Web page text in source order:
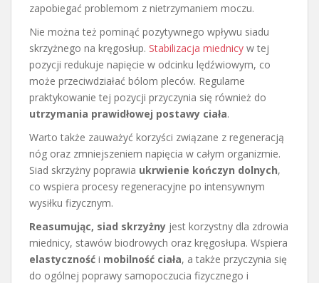
zapobiegać problemom z nietrzymaniem moczu.
Nie można też pominąć pozytywnego wpływu siadu
skrzyżnego na kręgosłup. Stabilizacja miednicy w tej
pozycji redukuje napięcie w odcinku lędźwiowym, co
może przeciwdziałać bólom pleców. Regularne
praktykowanie tej pozycji przyczynia się również do
utrzymania prawidłowej postawy ciała.
Warto także zauważyć korzyści związane z regeneracją
nóg oraz zmniejszeniem napięcia w całym organizmie.
Siad skrzyżny poprawia ukrwienie kończyn dolnych,
co wspiera procesy regeneracyjne po intensywnym
wysiłku fizycznym.
Reasumując, siad skrzyżny jest korzystny dla zdrowia
miednicy, stawów biodrowych oraz kręgosłupa. Wspiera
elastyczność i mobilność ciała, a także przyczynia się
do ogólnej poprawy samopoczucia fizycznego i